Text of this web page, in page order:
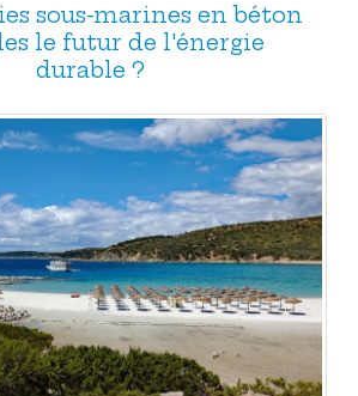
sous-marines en béton
le futur de l'énergie
durable ?